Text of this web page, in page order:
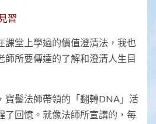
習
課堂上學過的價值澄清法，我也
師所要傳達的了解和澄清人生目
寶髻法師帶領的「翻轉DNA」活
了回憶。就像法師所宣講的，每